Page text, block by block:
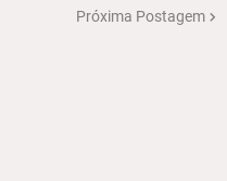
Próxima Postagem